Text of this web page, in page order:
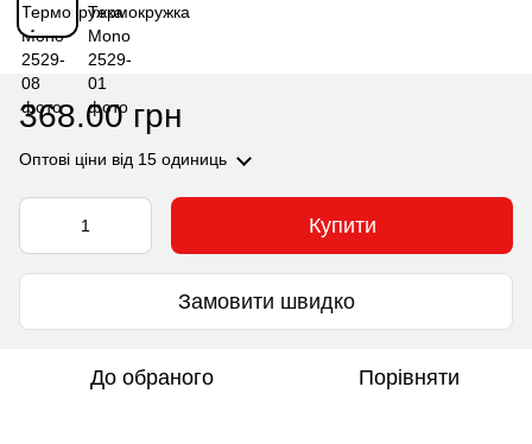
368.00 грн
Оптові ціни від 15 одиниць
Купити
Замовити швидко
До обраного Порівняти